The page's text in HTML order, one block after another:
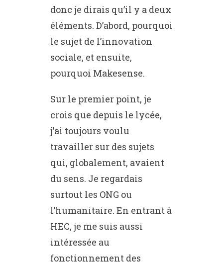
donc je dirais qu’il y a deux
éléments. D’abord, pourquoi
le sujet de l’innovation
sociale, et ensuite,
pourquoi Makesense.
Sur le premier point, je
crois que depuis le lycée,
j’ai toujours voulu
travailler sur des sujets
qui, globalement, avaient
du sens. Je regardais
surtout les ONG ou
l’humanitaire. En entrant à
HEC, je me suis aussi
intéressée au
fonctionnement des